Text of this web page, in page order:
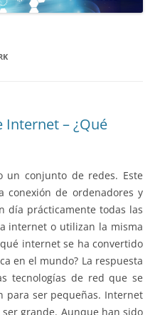
Internet – ¿Qué
conjunto de redes. Este
conexión de ordenadores y
día prácticamente todas las
internet o utilizan la misma
internet se ha convertido
en el mundo? La respuesta
tecnologías de red que se
para ser pequeñas. Internet
grande. Aunque han sido